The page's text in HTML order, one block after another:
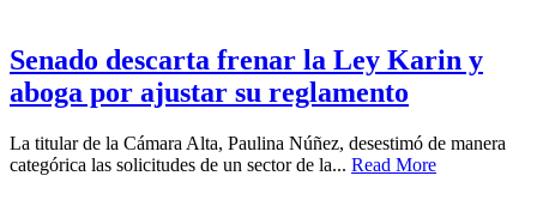
Senado descarta frenar la Ley Karin y
aboga por ajustar su reglamento
La titular de la Cámara Alta, Paulina Núñez, desestimó de manera
categórica las solicitudes de un sector de la... Read More